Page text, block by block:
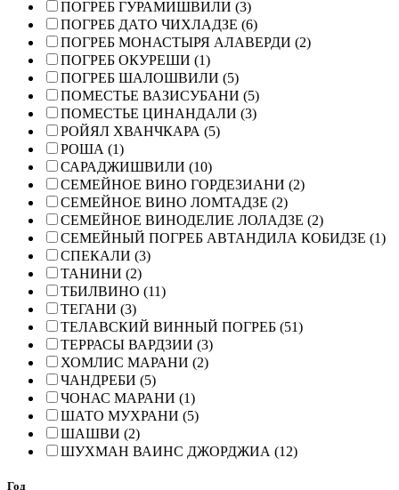
ПОГРЕБ ГУРАМИШВИЛИ (3)
ПОГРЕБ ДАТО ЧИХЛАДЗЕ (6)
ПОГРЕБ МОНАСТЫРЯ АЛАВЕРДИ (2)
ПОГРЕБ ОКУРЕШИ (1)
ПОГРЕБ ШАЛОШВИЛИ (5)
ПОМЕСТЬЕ ВАЗИСУБАНИ (5)
ПОМЕСТЬЕ ЦИНАНДАЛИ (3)
РОЙЯЛ ХВАНЧКАРА (5)
РОША (1)
САРАДЖИШВИЛИ (10)
СЕМЕЙНОЕ ВИНО ГОРДЕЗИАНИ (2)
СЕМЕЙНОЕ ВИНО ЛОМТАДЗЕ (2)
СЕМЕЙНОЕ ВИНОДЕЛИЕ ЛОЛАДЗЕ (2)
СЕМЕЙНЫЙ ПОГРЕБ АВТАНДИЛА КОБИДЗЕ (1)
СПЕКАЛИ (3)
ТАНИНИ (2)
ТБИЛВИНО (11)
ТЕГАНИ (3)
ТЕЛАВСКИЙ ВИННЫЙ ПОГРЕБ (51)
ТЕРРАСЫ ВАРДЗИИ (3)
ХОМЛИС МАРАНИ (2)
ЧАНДРЕБИ (5)
ЧОНАС МАРАНИ (1)
ШАТО МУХРАНИ (5)
ШАШВИ (2)
ШУХМАН ВАИНС ДЖОРДЖИА (12)
Год